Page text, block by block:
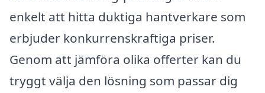
enkelt att hitta duktiga hantverkare som
erbjuder konkurrenskraftiga priser.
Genom att jämföra olika offerter kan du
tryggt välja den lösning som passar dig